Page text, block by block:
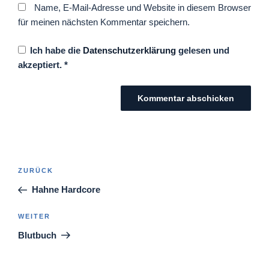
Name, E-Mail-Adresse und Website in diesem Browser
für meinen nächsten Kommentar speichern.
Ich habe die Datenschutzerklärung gelesen und
akzeptiert. *
Beitragsnavigation
Vorheriger
Beitrag
ZURÜCK
Hahne Hardcore
Nächster
Beitrag
WEITER
Blutbuch